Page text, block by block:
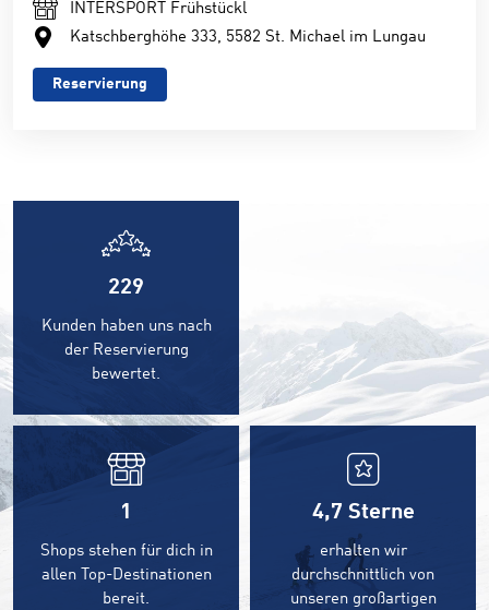
INTERSPORT Frühstückl
Katschberghöhe 333, 5582 St. Michael im Lungau
Reservierung
229
Kunden haben uns nach
der Reservierung
bewertet.
1
Shops stehen für dich in
allen Top-Destinationen
bereit.
4,7 Sterne
erhalten wir
durchschnittlich von
unseren großartigen